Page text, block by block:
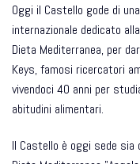
Oggi il Castello gode di
internazionale dedicato
Dieta Mediterranea, per
Keys, famosi ricercatori
vivendoci 40 anni per
abitudini alimentari.
Il Castello è oggi sede sia